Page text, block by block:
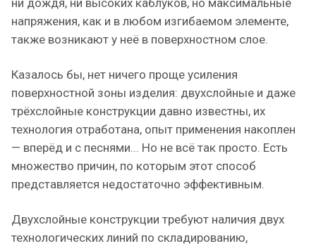
напряжения, как и в любом изгибаемом элементе,
также возникают у неё в поверхностном слое.
Казалось бы, нет ничего проще усиления
поверхностной зоны изделия: двухслойные и даже
трёхслойные конструкции давно известны, их
технология отработана, опыт применения накоплен
— вперёд и с песнями... Но не всё так просто. Есть
множество причин, по которым этот способ
представляется недостаточно эффективным.
Двухслойные конструкции требуют наличия двух
технологических линий по складированию,